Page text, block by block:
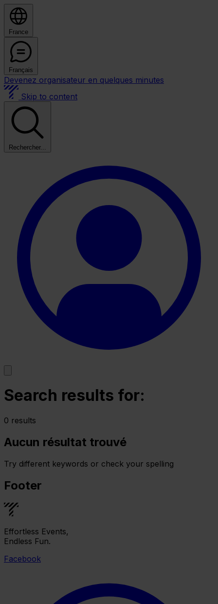
France
Français
Devenez organisateur en quelques minutes
Skip to content
Rechercher...
Search results for:
0 results
Aucun résultat trouvé
Try different keywords or check your spelling
Footer
Effortless Events,
Endless Fun.
Facebook